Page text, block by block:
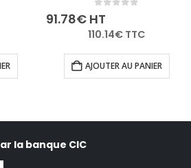
91.78€ HT
110.14€TTC
AJOUTER AU PANIER
la banque CIC